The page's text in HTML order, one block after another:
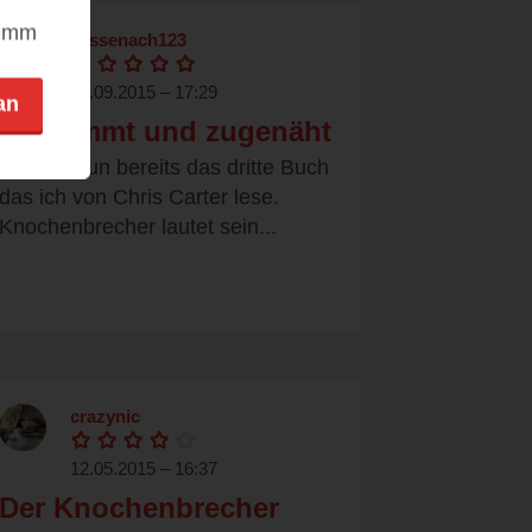
sassenach123
19.09.2015 – 17:29
Verdammt und zugenäht
Dies ist nun bereits das dritte Buch
das ich von Chris Carter lese.
Knochenbrecher lautet sein...
crazynic
12.05.2015 – 16:37
Der Knochenbrecher